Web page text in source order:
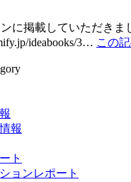
に掲載していただきま
ideabooks/3… この
報
ト
ョンレポート